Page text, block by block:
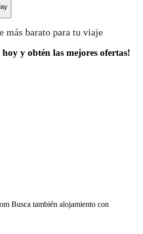
más barato para tu viaje
y obtén las mejores ofertas!
Busca también alojamiento con